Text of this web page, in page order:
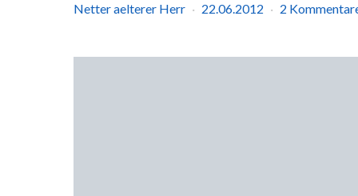
Netter aelterer Herr 22.06.2012 2